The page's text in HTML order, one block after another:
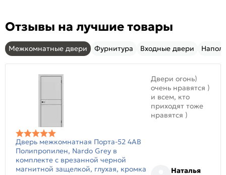
Отзывы на лучшие товары
Межкомнатные двери Фурнитура Входные двери
Дверь межкомнатная Порта-52 4AB
Полипропилен, Nardo Grey в
комплекте с врезанной черной
магнитной защелкой, глухая, кромка
Двери огонь)
очень нравятся )
и всем, кто
приходят тоже
нравятся )
Наталья